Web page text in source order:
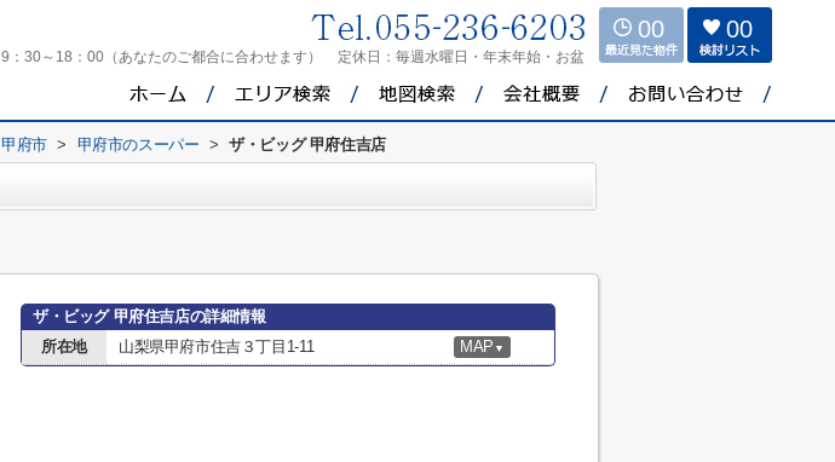
9：30～18：00（あなたのご都合に合わせます） 定休日： 毎週水曜日・年末年始・お盆
00 00
甲府市 > 甲府市のスーパー > ザ・ビッグ 甲府住吉店
ザ・ビッグ 甲府住吉店の詳細情報
所在地
山梨県甲府市住吉３丁目1-11 MAP ▼